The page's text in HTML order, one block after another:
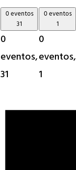
0 eventos
31
0
eventos,
31
0 eventos
1
0
eventos,
1